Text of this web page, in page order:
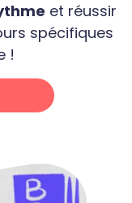
et réussir
spécifiques
!